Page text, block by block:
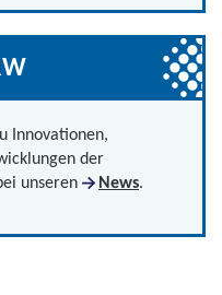
Innovationen,
der
unseren
News.